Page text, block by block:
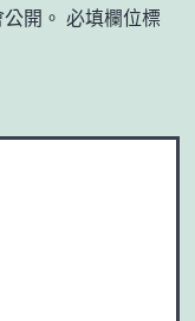
開。 必填欄位標